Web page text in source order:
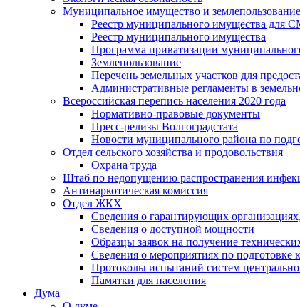
Муниципальное имущество и землепользование
Реестр муниципального имущества для
Реестр муниципального имущества
Программа приватизации
Землепользование
Перечень земельных участков для
Административные регламенты в
Всероссийская перепись населения 2020 года
Нормативно-правовые документы
Пресс-релизы Волгоградстата
Новости муниципального района по
Отдел сельского хозяйства и продовольствия
Охрана труда
Штаб по недопущению распространения
Антинаркотическая комиссия
Отдел ЖКХ
Сведения о гарантирующих
Сведения о доступной мощности
Образцы заявок на получение
Сведения о мероприятиях по подготовке
Протоколы испытаний систем
Памятки для населения
Дума